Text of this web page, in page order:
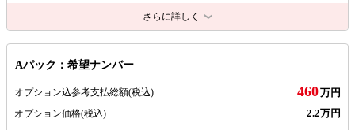
さらに詳しく
Aパック：希望ナンバー
オプション込参考支払総額(税込) 460万円
オプション価格(税込) 2.2万円